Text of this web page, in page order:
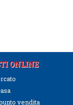
ONLINE
vendita